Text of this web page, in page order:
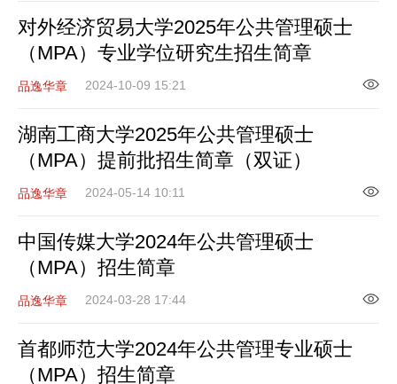
对外经济贸易大学2025年公共管理硕士
（MPA）专业学位研究生招生简章
品逸华章 2024-10-09 15:21
湖南工商大学2025年公共管理硕士
（MPA）提前批招生简章（双证）
品逸华章 2024-05-14 10:11
中国传媒大学2024年公共管理硕士
（MPA）招生简章
品逸华章 2024-03-28 17:44
首都师范大学2024年公共管理专业硕士
（MPA）招生简章